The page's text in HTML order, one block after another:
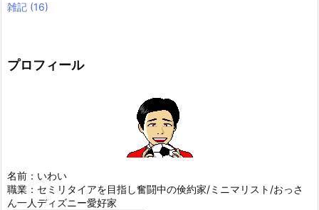
雑記 (16)
プロフィール
名前：いわい
職業：セミリタイアを目指し奮闘中の倹約家/ミニマリスト/おっさ
ん一人ディズニー愛好家